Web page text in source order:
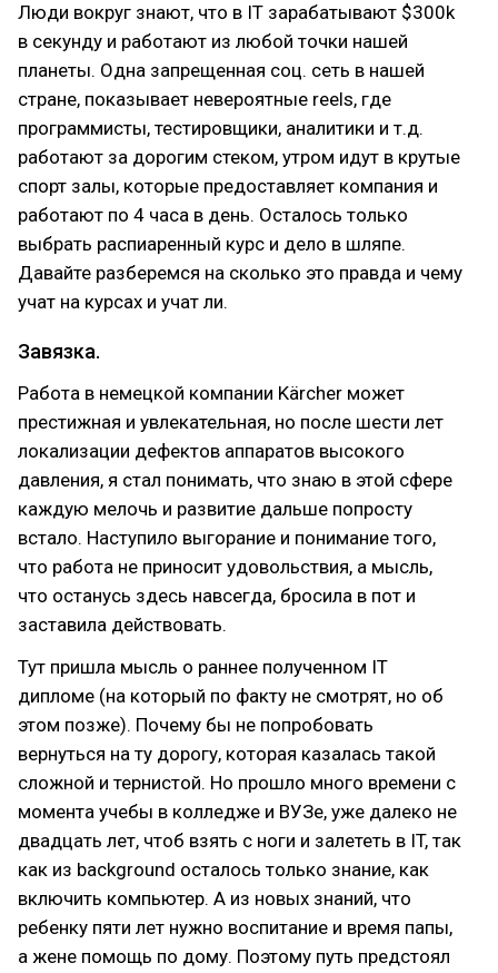
Люди вокруг знают, что в IT зарабатывают $300k
в секунду и работают из любой точки нашей
планеты. Одна запрещенная соц. сеть в нашей
стране, показывает невероятные reels, где
программисты, тестировщики, аналитики и т.д.
работают за дорогим стеком, утром идут в крутые
спорт залы, которые предоставляет компания и
работают по 4 часа в день. Осталось только
выбрать распиаренный курс и дело в шляпе.
Давайте разберемся на сколько это правда и чему
учат на курсах и учат ли.
Завязка.
Работа в немецкой компании Kärcher может
престижная и увлекательная, но после шести лет
локализации дефектов аппаратов высокого
давления, я стал понимать, что знаю в этой сфере
каждую мелочь и развитие дальше попросту
встало. Наступило выгорание и понимание того,
что работа не приносит удовольствия, а мысль,
что останусь здесь навсегда, бросила в пот и
заставила действовать.
Тут пришла мысль о раннее полученном IT
дипломе (на который по факту не смотрят, но об
этом позже). Почему бы не попробовать
вернуться на ту дорогу, которая казалась такой
сложной и тернистой. Но прошло много времени с
момента учебы в колледже и ВУЗе, уже далеко не
двадцать лет, чтоб взять с ноги и залететь в IT, так
как из background осталось только знание, как
включить компьютер. А из новых знаний, что
ребенку пяти лет нужно воспитание и время папы,
а жене помощь по дому. Поэтому путь предстоял